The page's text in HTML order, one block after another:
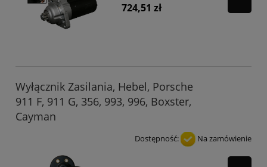
724,51 zł
Wyłącznik Zasilania, Hebel, Porsche
911 F, 911 G, 356, 993, 996, Boxster,
Cayman
Dostępność: Na zamówienie